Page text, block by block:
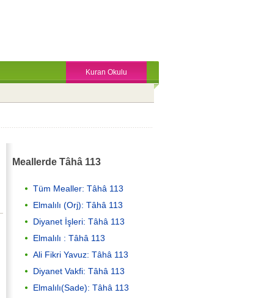
Kuran Okulu
Meallerde Tâhâ 113
Tüm Mealler: Tâhâ 113
Elmalılı (Orj): Tâhâ 113
Diyanet İşleri: Tâhâ 113
Elmalılı : Tâhâ 113
Ali Fikri Yavuz: Tâhâ 113
Diyanet Vakfi: Tâhâ 113
Elmalılı(Sade): Tâhâ 113